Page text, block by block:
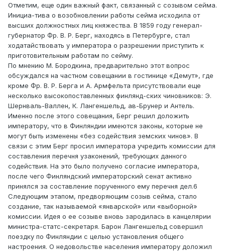
Отметим, еще один важный факт, связанный с созывом сейма.
Инициа-тива о возобновлении работы сейма исходила от
высших должностных лиц княжества. В 1859 году генерал-
губернатор Фр. В. Р. Берг, находясь в Петербурге, стал
ходатайствовать у императора о разрешении приступить к
приготовительным работам по сейму.
По мнению М. Бородкина, предварительно этот вопрос
обсуждался на частном совещании в гостинице «Демут», где
кроме Фр. В. Р. Берга и А. Армфельта присутствовали еще
несколько высокопоставленных финлянд-ских чиновников: Э.
Шернваль-Валлен, К. Лангеншельд, ав-Брунер и Антель.
Именно после этого совещания, Берг решил доложить
императору, что в Финляндии имеются законы, которые не
могут быть изменены «без содействия земских чинов». В
связи с этим Берг просил императора учредить комиссии для
составления перечня узаконений, требующих данного
содействия. На это было получено согласие императора,
после чего Финляндский императорский сенат активно
принялся за составление порученного ему перечня дел.6
Следующим этапом, предворяющим созыв сейма, стало
создание, так называемой «январской» или «выборной»
комиссии. Идея о ее созыве вновь зародилась в канцелярии
министра-статс-секретаря. Барон Лангеншельд совершил
поездку по Финляндии с целью установления общего
настроения. О недовольстве населения императору доложил